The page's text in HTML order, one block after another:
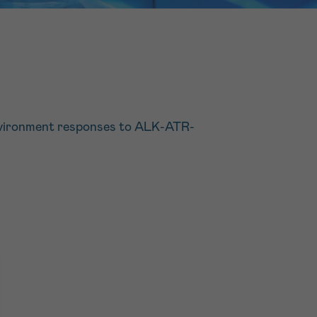
responses to ALK-ATR-
16h-18h